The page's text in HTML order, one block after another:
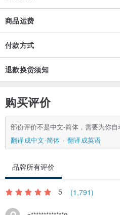
商品运费
付款方式
退款换货须知
购买评价
部份评价不是中文-简体，需要为你自
翻译成中文-简体
翻译成英语
品牌所有评价
5 (1,791)